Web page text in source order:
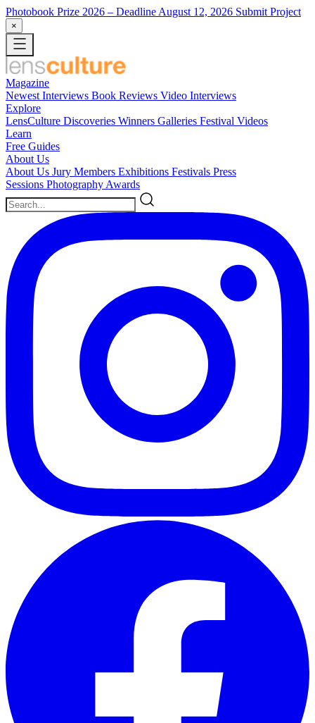
Photobook Prize 2026 – Deadline August 12, 2026 Submit Project
×
Magazine
Newest Interviews Book Reviews Video Interviews
Explore
LensCulture Discoveries Winners Galleries Festival Videos
Learn
Free Guides
About Us
About Us Jury Members Exhibitions Festivals Press
Sessions Photography Awards